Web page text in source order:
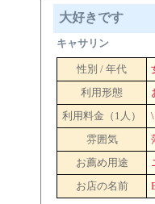
大好きです
キャサリン
性別 / 年代
利用形態
利用料金（1人）
雰囲気
お薦め用途
お店の名前